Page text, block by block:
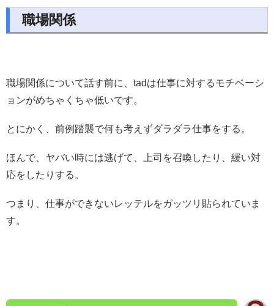
職場関係
職場関係について話す前に、tadは仕事に対するモチベーシ
ョンがめちゃくちゃ低いです。
とにかく、前例踏襲で何も考えずダラダラ仕事をする。
ほんで、ヤバい時には逃げて、上司を召喚したり、緩い対
応をしたりする。
つまり、仕事ができないレッテルをガッツリ貼られていま
す。